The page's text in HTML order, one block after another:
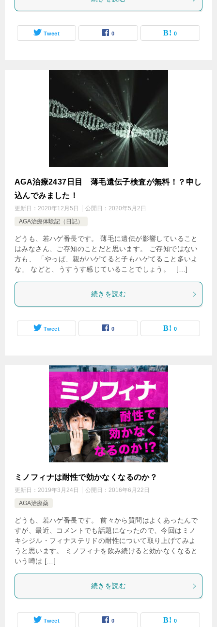
Tweet 0 0
AGA治療2437日目 薄毛遺伝子検査が無料！？申し
込んでみました！
更新日： 2020年12月5日 公開日： 2020年5月2日
AGA治療体験記（日記）
どうも、若ハゲ番長です。 薄毛に遺伝が影響していること
はみなさん、ご存知のことだと思います。 ご存知ではない
方も、 「やっぱ、親がハゲてると子もハゲてること多いよ
な」 などと、うすうす感じていることでしょう。 […]
続きを読む
Tweet 0 0
ミノフィナは耐性で効かなくなるのか？
更新日： 2019年3月24日 公開日： 2016年6月22日
AGA治療薬
どうも、若ハゲ番長です。 前々から質問はよくあったんで
すが、最近、コメントでも話題になったので、今回はミノ
キシジル・フィナステリドの耐性について取り上げてみよ
うと思います。 ミノフィナを飲み続けると効かなくなると
いう噂は […]
続きを読む
Tweet 0 0